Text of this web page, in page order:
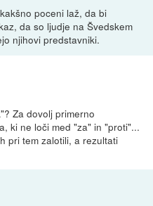
poceni laž, da bi
da so ljudje na Švedskem
njihovi predstavniki.
Za dovolj primerno
ki ne loči med "za" in "proti"...
pri tem zalotili, a rezultati